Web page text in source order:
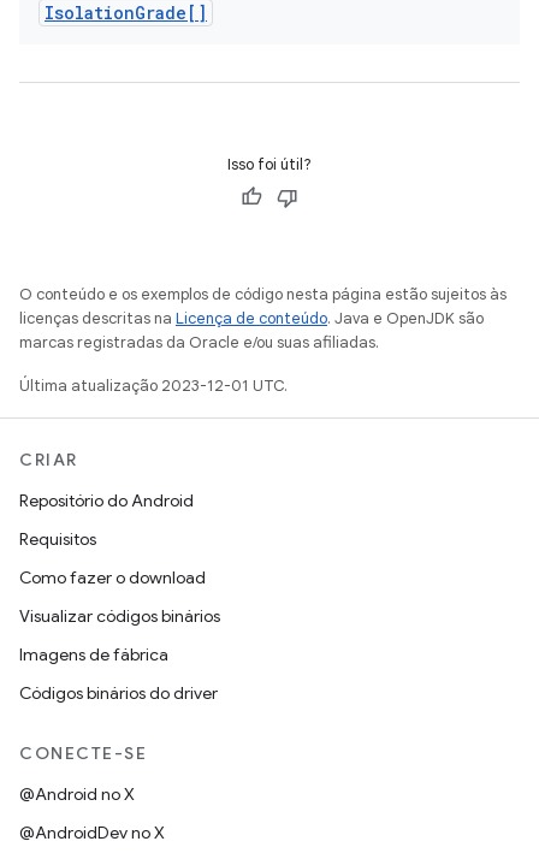
IsolationGrade[]
Isso foi útil?
O conteúdo e os exemplos de código nesta página estão sujeitos às
licenças descritas na Licença de conteúdo. Java e OpenJDK são
marcas registradas da Oracle e/ou suas afiliadas.
Última atualização 2023-12-01 UTC.
CRIAR
Repositório do Android
Requisitos
Como fazer o download
Visualizar códigos binários
Imagens de fábrica
Códigos binários do driver
CONECTE-SE
@Android no X
@AndroidDev no X